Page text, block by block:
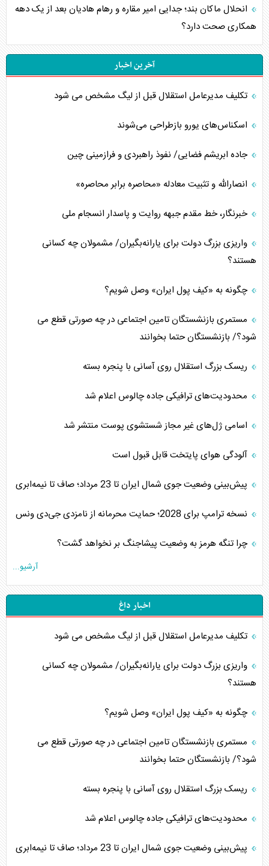
انحلال ماکان بند؛ جدایی امیر مقاره و رهام هادیان بعد از یک دهه
همکاری صحت دارد؟
آخرین اخبار
تکلیف مدیرعامل استقلال قبل از لیگ مشخص می شود
اسکناس‌های یورو بازطراحی می‌شوند
جاده ابریشم فضایی/ نفوذ راهبردی و فرازمینی چین
انصارالله و تثبیت معادله «محاصره برابر محاصره»
خبرنگار، خط مقدم جبهه روایت و پاسدار انسجام ملی
واریزی بزرگ دولت برای یارانه‌بگیران/ مشمولان چه کسانی
هستند؟
چگونه به «کیف پول ایران» وصل شویم؟
مستمری بازنشستگان تامین اجتماعی در چه صورتی قطع می
شود؟/ بازنشستگان حتما بخوانند
ریسک بزرگ استقلال روی آسانی با پنجره بسته
محدودیت‌های ترافیکی جاده چالوس اعلام شد
اسامی ژل‌های غیر مجاز شستشوی پوست منتشر شد
آلودگی هوای پایتخت قابل قبول است
پیش‌بینی وضعیت جوی شمال ایران تا 23 مرداد‌؛ صاف تا نیمه‌ابری
نسخه ترامپ برای 2028؛ حمایت محرمانه از نامزدی جی‌دی ونس
چرا تنگه هرمز به وضعیت پیشاجنگ بر نخواهد گشت؟
آرشیو...
اخبار داغ
تکلیف مدیرعامل استقلال قبل از لیگ مشخص می شود
واریزی بزرگ دولت برای یارانه‌بگیران/ مشمولان چه کسانی
هستند؟
چگونه به «کیف پول ایران» وصل شویم؟
مستمری بازنشستگان تامین اجتماعی در چه صورتی قطع می
شود؟/ بازنشستگان حتما بخوانند
ریسک بزرگ استقلال روی آسانی با پنجره بسته
محدودیت‌های ترافیکی جاده چالوس اعلام شد
پیش‌بینی وضعیت جوی شمال ایران تا 23 مرداد‌؛ صاف تا نیمه‌ابری